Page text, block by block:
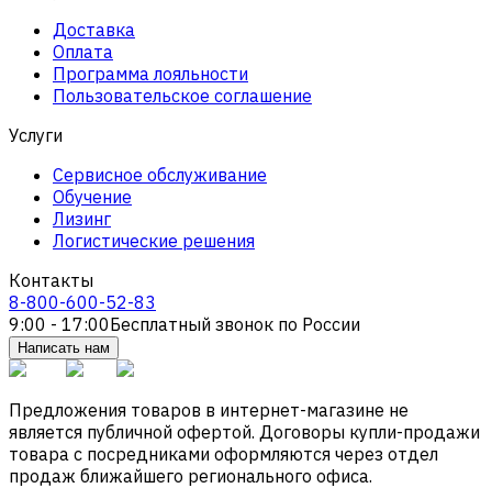
Доставка
Оплата
Программа лояльности
Пользовательское соглашение
Услуги
Сервисное обслуживание
Обучение
Лизинг
Логистические решения
Контакты
8-800-600-52-83
9:00 - 17:00Бесплатный звонок по России
Написать нам
Предложения товаров в интернет-магазине не
является публичной офертой. Договоры купли-продажи
товара с посредниками оформляются через отдел
продаж ближайшего регионального офиса.